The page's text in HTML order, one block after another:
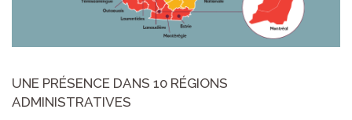
UNE PRÉSENCE DANS 10 RÉGIONS
ADMINISTRATIVES